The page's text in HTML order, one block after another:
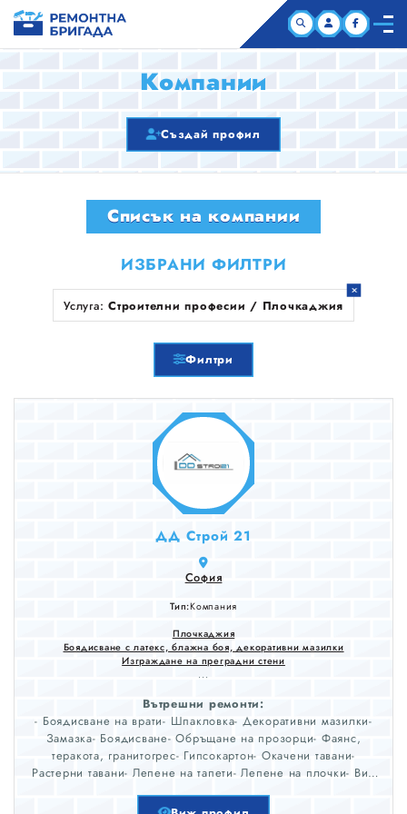
КОМПАНИИ
ЗА НАС
Компании
Създай профил
Списък на компании
ИЗБРАНИ ФИЛТРИ
Услуга: Строителни професии / Плочкаджия
Филтри
ДД Строй 21
София
Тип:Компания
Плочкаджия
Боядисване с латекс, блажна боя, декоративни мазилки
Изграждане на преградни стени
...
Вътрешни ремонти:
- Боядисване на врати- Шпакловка- Декоративни мазилки-
Замазка- Боядисване- Обръщане на прозорци- Фаянс,
теракота, гранитогрес- Гипсокартон- Окачени тавани-
Растерни тавани- Лепене на тапети- Лепене на плочки- ВиК
на фасади- Лепене на гранитогрес- Топлоизолация- Редене